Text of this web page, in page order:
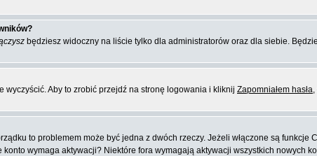
będziesz widoczny na liście tylko dla administratorów oraz dla siebie.
wyczyścić. Aby to zrobić przejdź na stronę logowania i kliknij Zapomniałem hasła
to problemem może być jedna z dwóch rzeczy. Jeżeli włączone są funkcje
wymaga aktywacji? Niektóre fora wymagają aktywacji wszystkich nowych